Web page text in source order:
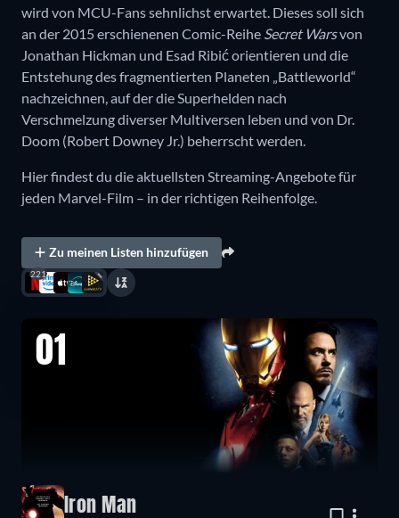
wird von MCU-Fans sehnlichst erwartet. Dieses soll sich
an der 2015 erschienenen Comic-Reihe Secret Warsvon
Jonathan Hickman und Esad Ribić orientieren und die
Entstehung des fragmentierten Planeten „Battleworld“
nachzeichnen, auf der die Superhelden nach
Verschmelzung diverser Multiversen leben und von Dr.
Doom (Robert Downey Jr.) beherrscht werden.
Hier findest du die aktuellsten Streaming-Angebote für
jeden Marvel-Film – in der richtigen Reihenfolge.
Zu meinen Listen hinzufügen
221
01
Iron Man